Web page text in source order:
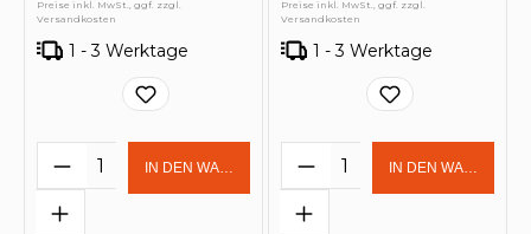
Preise inkl. MwSt., ggf. zzgl.
Versandkosten
1 - 3 Werktage
Produkt Anzahl: Gib den
IN DEN WARENKORB
Preise inkl. MwSt., ggf. zzgl.
Versandkosten
1 - 3 Werktage
Produkt Anzahl:
IN DEN